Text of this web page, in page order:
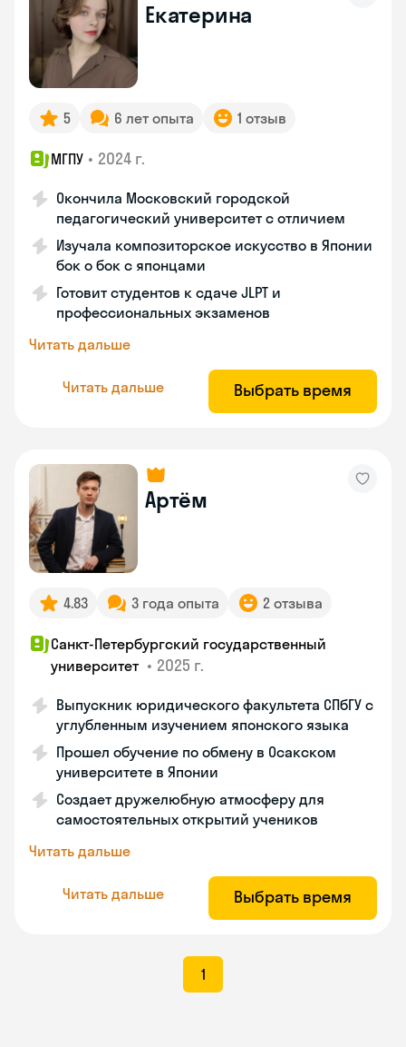
Екатерина
5 6 лет опыта 1 отзыв
МГПУ • 2024 г.
Окончила Московский городской
педагогический университет с отличием
Изучала композиторское искусство в Японии
бок о бок с японцами
Готовит студентов к сдаче JLPT и
профессиональных экзаменов
Читать дальше
Читать дальше Выбрать время
Артём
4.83 3 года опыта 2 отзыва
Санкт-Петербургский государственный
университет • 2025 г.
Выпускник юридического факультета СПбГУ с
углубленным изучением японского языка
Прошел обучение по обмену в Осакском
университете в Японии
Создает дружелюбную атмосферу для
самостоятельных открытий учеников
Читать дальше
Читать дальше Выбрать время
1